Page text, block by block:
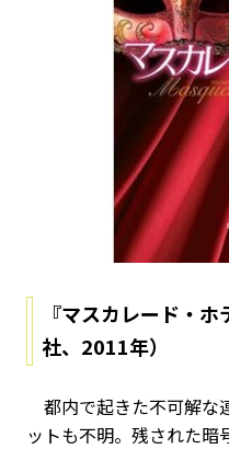
『マスカレード・
社、2011年）
都内で起きた不可解な
ットも不明。残された